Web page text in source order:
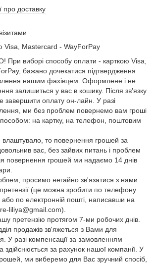
про доставку
Visa, Mastercard - WayForPay
виборі способу оплати - карткою Visa,
бажано дочекатися підтвердження
нашим фахівцем. Оформлене і не
залишиться у вас в кошику. Після зв'язку
завершити оплату он-лайн. У разі
ми без проблем повернемо вам гроші
на картку, на телефон, поштовим
то повернення грошей за
вас, без зайвих питань і проблем
повернення грошей ми надаємо 14 днів
просимо негайно зв'язатися з нами
(це можна зробити по телефону
по електронній пошті, написавши на
liliya@gmail.com).
претензію протягом 7-ми робочих днів.
продажів зв'яжеться з Вами для
У разі компенсації за замовленням
здійснюється за рахунок нашої компанії. У
ми виберемо для Вас зручний спосіб,